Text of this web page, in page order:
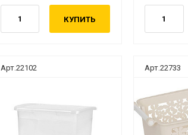
КУПИТЬ
Арт.22102 Арт.22733